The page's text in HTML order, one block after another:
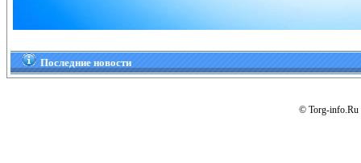
Последние новости
© Torg-info.Ru